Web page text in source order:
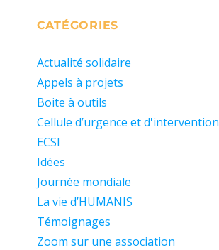
CATÉGORIES
Actualité solidaire
Appels à projets
Boite à outils
Cellule d’urgence et d'intervention
ECSI
Idées
Journée mondiale
La vie d’HUMANIS
Témoignages
Zoom sur une association